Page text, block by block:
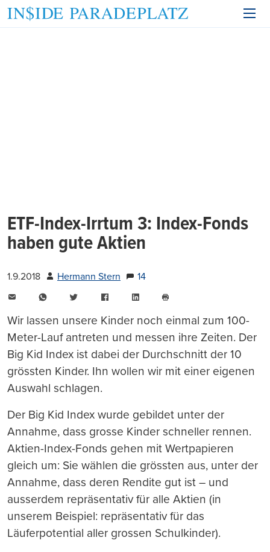
ETF-Index-Irrtum 3: Index-Fonds
haben gute Aktien
1.9.2018 Hermann Stern
14
WhatsAppTwitter FacebookLinkedIn
drucken
Wir lassen unsere Kinder noch einmal zum 100-
Meter-Lauf antreten und messen ihre Zeiten. Der
Big Kid Index ist dabei der Durchschnitt der 10
grössten Kinder. Ihn wollen wir mit einer eigenen
Auswahl schlagen.
Der Big Kid Index wurde gebildet unter der
Annahme, dass grosse Kinder schneller rennen.
Aktien-Index-Fonds gehen mit Wertpapieren
gleich um: Sie wählen die grössten aus, unter der
Annahme, dass deren Rendite gut ist – und
ausserdem repräsentativ für alle Aktien (in
unserem Beispiel: repräsentativ für das
Läuferpotential aller grossen Schulkinder).